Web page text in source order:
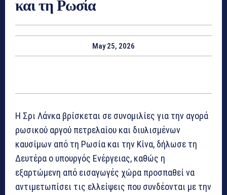
και τη Ρωσία
May 25, 2026
Η Σρι Λάνκα βρίσκεται σε συνομιλίες για την αγορά
ρωσικού αργού πετρελαίου και διυλισμένων
καυσίμων από τη Ρωσία και την Κίνα, δήλωσε τη
Δευτέρα ο υπουργός Ενέργειας, καθώς η
εξαρτώμενη από εισαγωγές χώρα προσπαθεί να
αντιμετωπίσει τις ελλείψεις που συνδέονται με την